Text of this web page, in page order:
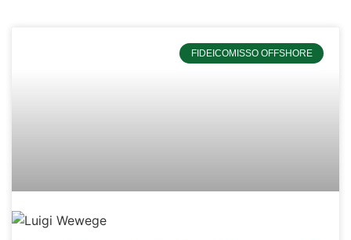
FIDEICOMISSO OFFSHORE